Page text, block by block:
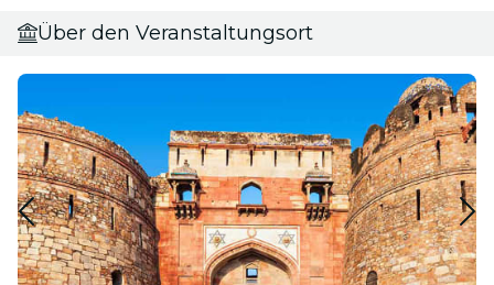
Über den Veranstaltungsort